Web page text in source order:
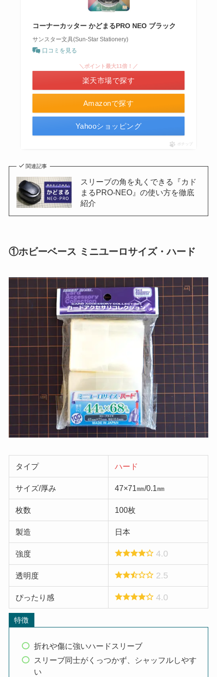
コーナーカッター かどまるPRO NEO ブラック
サンスター文具(Sun-Star Stationery)
口コミを見る
Amazonで探す
＼ポイント最大11倍！／
楽天市場で探す
Yahooショッピング
ポチップ
関連記事
スリーブの角を丸くできる『カド
まるPRO-NEO』の使い方を徹底
紹介
①ホビーベース ミニユーロサイズ・ハード
タイプ ハード
サイズ/厚み 47×71㎜/0.1㎜
枚数 100枚
製造 日本
強度 4.0
透明度 2.5
ぴったり感 4.0
特徴
折れや傷に強いハードスリーブ
スリーブ同士がくっつかず、シャッフルしやす
い